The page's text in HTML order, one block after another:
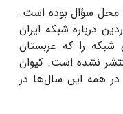
محل سؤال بوده است.
درباره شبکه ایران
شبکه را که عربستان
نشده است. کیوان
همه این سال‌ها در